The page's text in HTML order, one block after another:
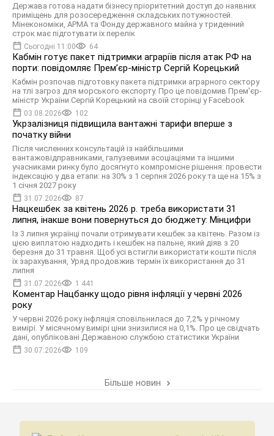
Держава готова надати бізнесу пріоритетний доступ до наявних
приміщень для розосередження складських потужностей.
Мінекономіки, АРМА та Фонду державного майна у триденний
строк має підготувати їх перелік
Сьогодні 11:00 64
Кабмін готує пакет підтримки аграріїв після атак РФ на
порти: повідомляє Прем’єр-міністр Сергій Корецький
Кабмін розпочав підготовку пакета підтримки аграрного сектору
на тлі загроз для морського експорту. Про це повідомив Прем'єр-
міністр України Сергій Корецький на своїй сторінці у Facebook
03.08.2026 102
Укрзалізниця підвищила вантажні тарифи вперше з
початку війни
Після численних консультацій із найбільшими
вантажовідправниками, галузевими асоціаціями та іншими
учасниками ринку було досягнуто компромісне рішення: провести
індексацію у два етапи: на 30% з 1 серпня 2026 року та ще на 15% з
1 січня 2027 року
31.07.2026 87
Нацкешбек за квітень 2026 р. треба використати 31
липня, інакше вони повернуться до бюджету: Мінцифри
Із 3 липня українці почали отримувати кешбек за квітень. Разом із
цією виплатою надходить і кешбек на пальне, який діяв з 20
березня до 31 травня. Щоб усі встигли використати кошти після
їх зарахування, Уряд продовжив термін їх використання до 31
липня
31.07.2026 1 441
Коментар Нацбанку щодо рівня інфляції у червні 2026
року
У червні 2026 року інфляція сповільнилася до 7,2% у річному
вимірі. У місячному вимірі ціни знизилися на 0,1%. Про це свідчать
дані, опубліковані Державною службою статистики України
30.07.2026 109
Більше новин